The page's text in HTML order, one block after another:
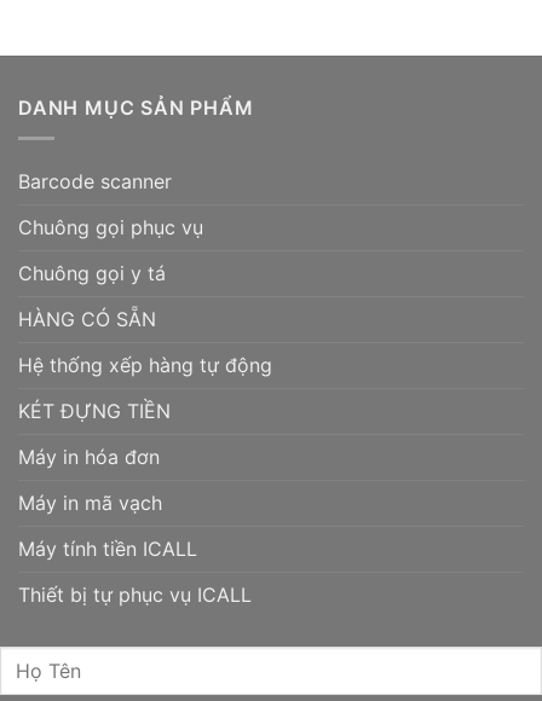
DANH MỤC SẢN PHẨM
Barcode scanner
Chuông gọi phục vụ
Chuông gọi y tá
HÀNG CÓ SẴN
Hệ thống xếp hàng tự động
KÉT ĐỰNG TIỀN
Máy in hóa đơn
Máy in mã vạch
Máy tính tiền ICALL
Thiết bị tự phục vụ ICALL